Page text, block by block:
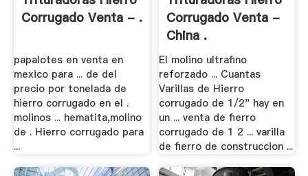
Corrugado Venta - .
papalotes en venta en
mexico para ... de del
precio por tonelada de
hierro corrugado en el .
molinos ... hematita,molino
de . Hierro corrugado para
...
Corrugado Venta -
China .
El molino ultrafino
reforzado ... Cuantas
Varillas de Hierro
corrugado de 1/2" hay en
un ... venta de fierro
corrugado de 1 2 ... varilla
de fierro de construccion ...